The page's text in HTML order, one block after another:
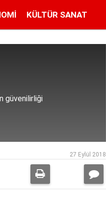
KÜLTÜR SANAT
güvenilirliği
27 Eylül 2018